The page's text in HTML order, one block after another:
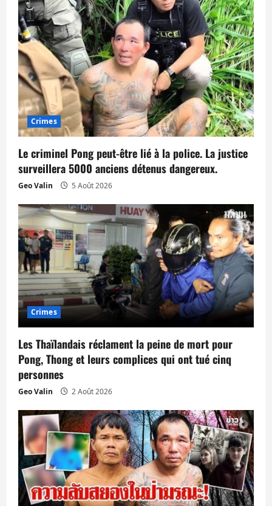
n
d
’
a
r
t
i
c
l
e
Crimes
Le criminel Pong peut-être lié à la police. La justice
surveillera 5000 anciens détenus dangereux.
Geo Valin 5 Août 2026
Crimes
Les Thaïlandais réclament la peine de mort pour
Pong, Thong et leurs complices qui ont tué cinq
personnes
Geo Valin 2 Août 2026